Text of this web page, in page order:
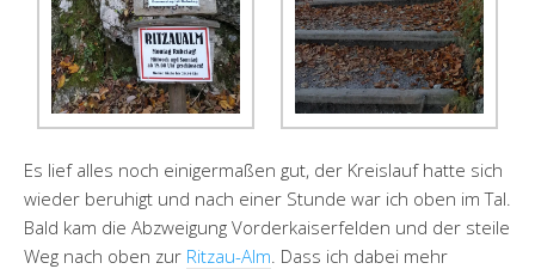
Es lief alles noch einigermaßen gut, der Kreislauf hatte sich
wieder beruhigt und nach einer Stunde war ich oben im Tal.
Bald kam die Abzweigung Vorderkaiserfelden und der steile
Weg nach oben zur Ritzau-Alm . Dass ich dabei mehr